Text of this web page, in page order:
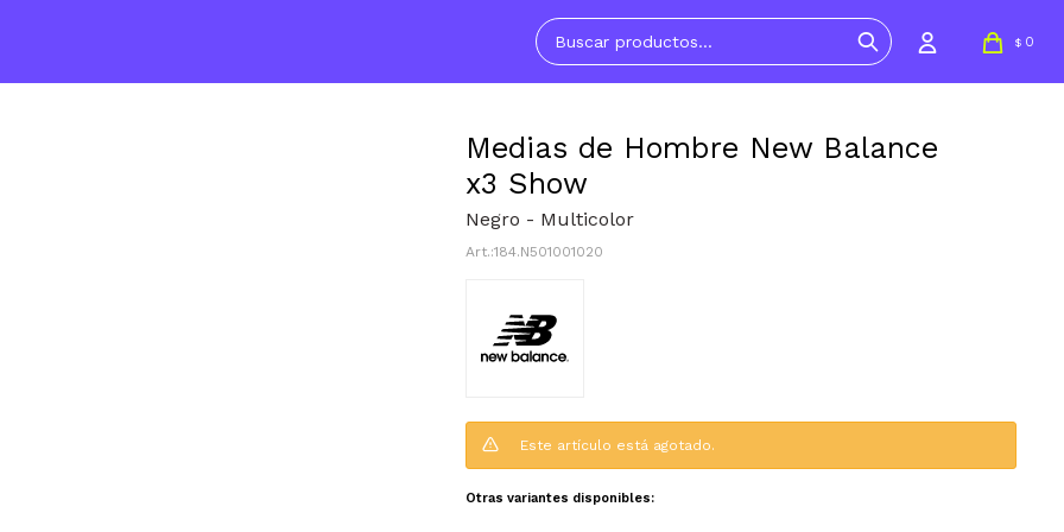
$ 0
Medias de Hombre New Balance
x3 Show
Negro - Multicolor
184.N501001020
Este artículo está agotado.
Otras variantes disponibles: